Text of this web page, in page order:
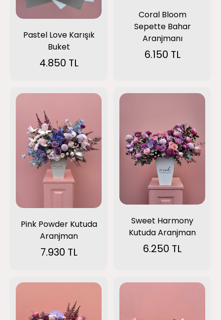
Pastel Love Karışık
Buket
4.850 TL
Coral Bloom
Sepette Bahar
Aranjmanı
6.150 TL
Pink Powder Kutuda
Aranjman
7.930 TL
Sweet Harmony
Kutuda Aranjman
6.250 TL